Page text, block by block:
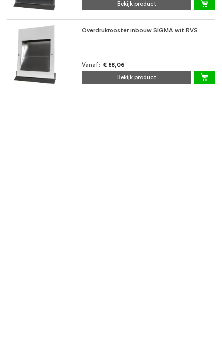
Bekijk product
Overdrukrooster inbouw SIGMA wit RVS
Vanaf € 88,06
Bekijk product